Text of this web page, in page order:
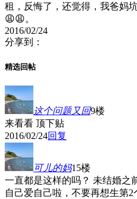
租，反悔了，还觉得，我爸
😩😩。
2016/02/24
分享到：
精选回帖
这个问题又回9楼
来看看 顶下贴
2016/02/24回复
可儿的妈15楼
一直都是这样的吗？ 未结婚之
自己爱自己啦，不要再想生第